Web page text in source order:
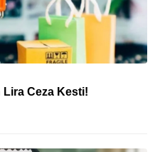
Kurulu, 49,7 Milyon Lira Ceza Kesti!
Lira Ceza Kesti!